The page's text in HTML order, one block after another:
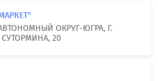
ОКРУГ-ЮГРА, Г.
20